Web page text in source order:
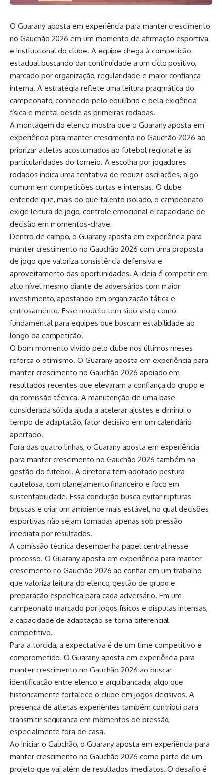
O Guarany aposta em experiência para manter crescimento
no Gauchão 2026 em um momento de afirmação esportiva
e institucional do clube. A equipe chega à competição
estadual buscando dar continuidade a um ciclo positivo,
marcado por organização, regularidade e maior confiança
interna. A estratégia reflete uma leitura pragmática do
campeonato, conhecido pelo equilíbrio e pela exigência
física e mental desde as primeiras rodadas.
A montagem do elenco mostra que o Guarany aposta em
experiência para manter crescimento no Gauchão 2026 ao
priorizar atletas acostumados ao futebol regional e às
particularidades do torneio. A escolha por jogadores
rodados indica uma tentativa de reduzir oscilações, algo
comum em competições curtas e intensas. O clube
entende que, mais do que talento isolado, o campeonato
exige leitura de jogo, controle emocional e capacidade de
decisão em momentos-chave.
Dentro de campo, o Guarany aposta em experiência para
manter crescimento no Gauchão 2026 com uma proposta
de jogo que valoriza consistência defensiva e
aproveitamento das oportunidades. A ideia é competir em
alto nível mesmo diante de adversários com maior
investimento, apostando em organização tática e
entrosamento. Esse modelo tem sido visto como
fundamental para equipes que buscam estabilidade ao
longo da competição.
O bom momento vivido pelo clube nos últimos meses
reforça o otimismo. O Guarany aposta em experiência para
manter crescimento no Gauchão 2026 apoiado em
resultados recentes que elevaram a confiança do grupo e
da comissão técnica. A manutenção de uma base
considerada sólida ajuda a acelerar ajustes e diminui o
tempo de adaptação, fator decisivo em um calendário
apertado.
Fora das quatro linhas, o Guarany aposta em experiência
para manter crescimento no Gauchão 2026 também na
gestão do futebol. A diretoria tem adotado postura
cautelosa, com planejamento financeiro e foco em
sustentabilidade. Essa condução busca evitar rupturas
bruscas e criar um ambiente mais estável, no qual decisões
esportivas não sejam tomadas apenas sob pressão
imediata por resultados.
A comissão técnica desempenha papel central nesse
processo. O Guarany aposta em experiência para manter
crescimento no Gauchão 2026 ao confiar em um trabalho
que valoriza leitura do elenco, gestão de grupo e
preparação específica para cada adversário. Em um
campeonato marcado por jogos físicos e disputas intensas,
a capacidade de adaptação se torna diferencial
competitivo.
Para a torcida, a expectativa é de um time competitivo e
comprometido. O Guarany aposta em experiência para
manter crescimento no Gauchão 2026 ao buscar
identificação entre elenco e arquibancada, algo que
historicamente fortalece o clube em jogos decisivos. A
presença de atletas experientes também contribui para
transmitir segurança em momentos de pressão,
especialmente fora de casa.
Ao iniciar o Gauchão, o Guarany aposta em experiência para
manter crescimento no Gauchão 2026 como parte de um
projeto que vai além de resultados imediatos. O desafio é